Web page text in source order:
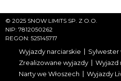
© 2025 SNOW LIMITS SP. Z O.O.
NIP: 7812050262
REGON: 525145717
Wyjazdy narciarskie
Sylwester
Zrealizowane wyjazdy
Wyjazd
Narty we Włoszech
Wyjazdy